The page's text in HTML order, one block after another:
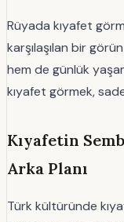
Rüyada kıyafet
karşılaşılan bir
hem de günlük
kıyafet görmek,
Kıyafetin
Arka Planı
Türk kültüründe